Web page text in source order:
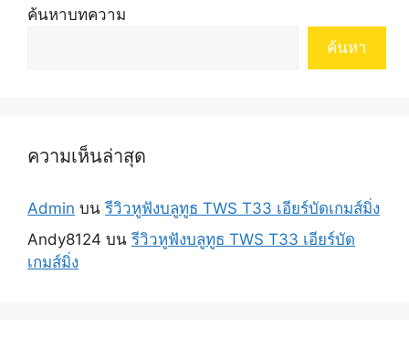
ค้นหาบทความ
ค้นหา
ความเห็นล่าสุด
Admin บนรีวิวหูฟังบลูทูธ TWS T33 เอียร์บัดเกมส์มิ่ง
Andy8124 บนรีวิวหูฟังบลูทูธ TWS T33 เอียร์บัด
เกมส์มิ่ง